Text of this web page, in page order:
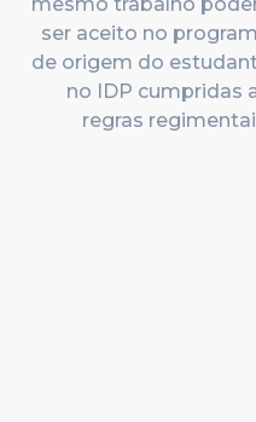
ser aceito no
de origem do
no IDP cumpridas
regras